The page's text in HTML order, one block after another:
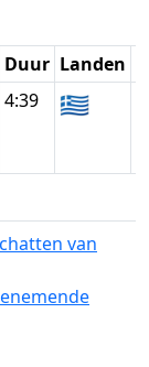
Duur Landen
4:39 🇬🇷
van